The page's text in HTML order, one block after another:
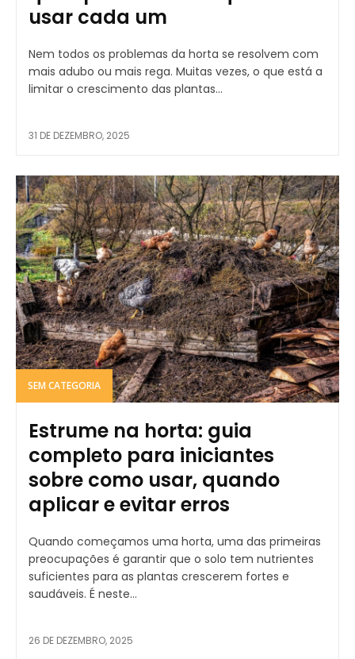
usar cada um
Nem todos os problemas da horta se resolvem com
mais adubo ou mais rega. Muitas vezes, o que está a
limitar o crescimento das plantas...
31 DE DEZEMBRO, 2025
SEM CATEGORIA
Estrume na horta: guia
completo para iniciantes
sobre como usar, quando
aplicar e evitar erros
Quando começamos uma horta, uma das primeiras
preocupações é garantir que o solo tem nutrientes
suficientes para as plantas crescerem fortes e
saudáveis. É neste...
26 DE DEZEMBRO, 2025